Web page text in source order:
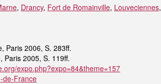
, Drancy, Fort de Romainville, Louveciennes,
Paris 2006, S. 283ff.
Paris 2005, S. 119ff.
expo.php?expo=84&theme=157
de-France